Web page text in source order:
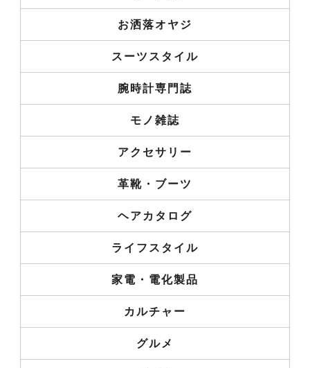
お洒落オヤジ
スーツスタイル
腕時計専門誌
モノ雑誌
アクセサリー
革靴・ブーツ
ヘアカタログ
ライフスタイル
家電・電化製品
カルチャー
グルメ